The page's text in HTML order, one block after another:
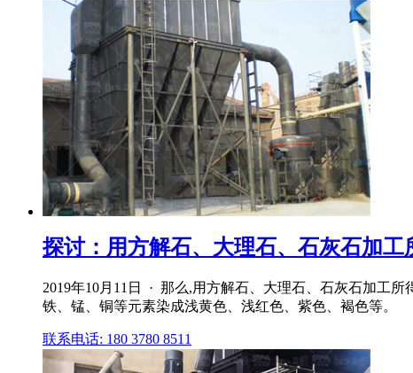
探讨：用方解石、大理石、石灰石加工
2019年10月11日 · 那么,用方解石、大理石、石灰石加工
铁、锰、铜等元素染成浅黄色、浅红色、紫色、褐色等。
联系电话: 180 3780 8511